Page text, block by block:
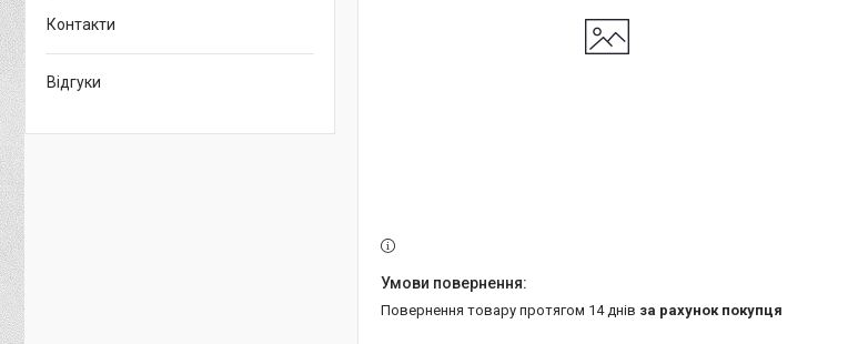
повернення товару протягом 14 днів за рахунок покупця
Контакти
Відгуки